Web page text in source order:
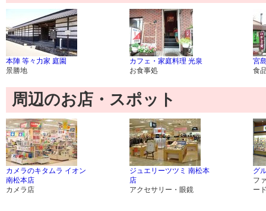
本陣 等々力家 庭園
景勝地
カフェ・家庭料理 光泉
お食事処
宮
食
周辺のお店・スポット
カメラのキタムラ イオン
南松本店
カメラ店
ジュエリーツツミ 南松本
店
アクセサリー・眼鏡
グ
フ
ー